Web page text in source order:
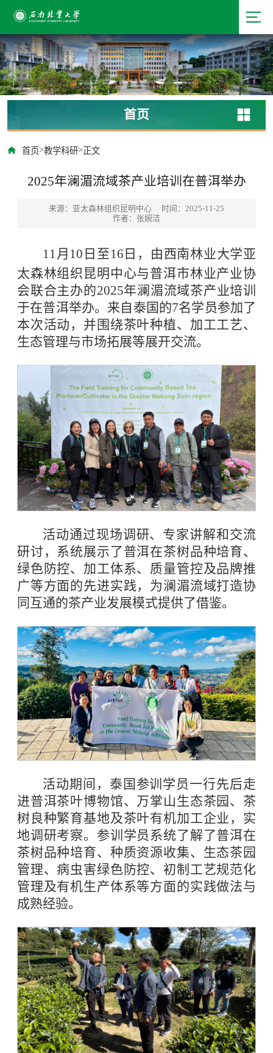
首页
首页>教学科研>正文
2025年澜湄流域茶产业培训在普洱举办
来源：亚太森林组织昆明中心
时间：2025-11-25
作者：张婉洁
11月10日至16日， 由西南林业大学亚
太森林组织昆明中心与普洱市林业产业协
会联合主办的2025年澜湄流域茶产业培训
于在普洱举办。来自泰国的7名学员参加了
本次活动，并围绕茶叶种植、加工工艺、
生态管理与市场拓展等展开交流。
活动通过现场调研、专家讲解和交流
研讨，系统展示了普洱在茶树品种培育、
绿色防控、加工体系、质量管控及品牌推
广等方面的先进实践，为澜湄流域打造协
同互通的茶产业发展模式提供了借鉴。
活动期间，泰国参训学员一行先后走
进普洱茶叶博物馆、万掌山生态茶园、茶
树良种繁育基地及茶叶有机加工企业，实
地调研考察。参训学员系统了解了普洱在
茶树品种培育、种质资源收集、生态茶园
管理、病虫害绿色防控、初制工艺规范化
管理及有机生产体系等方面的实践做法与
成熟经验。